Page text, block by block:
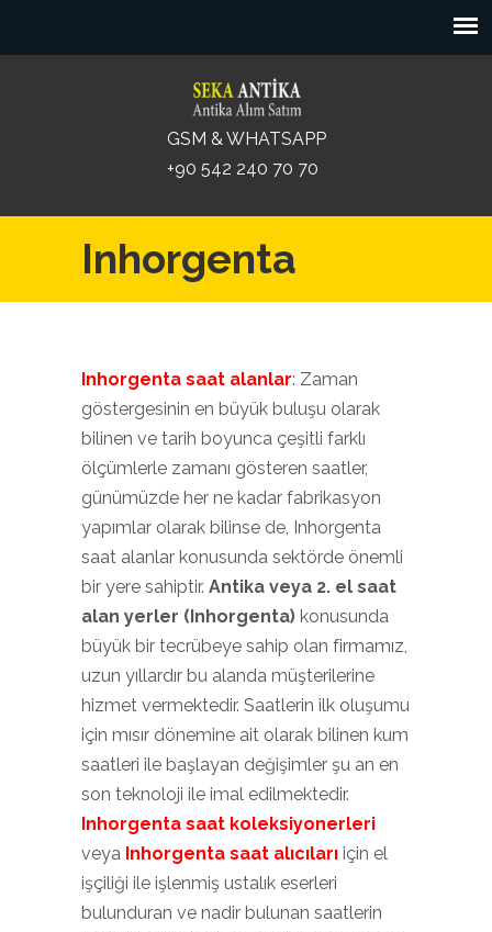
GSM & WHATSAPP
+90 542 240 70 70
Inhorgenta
Inhorgenta saat alanlar: Zaman
göstergesinin en büyük buluşu olarak
bilinen ve tarih boyunca çeşitli farklı
ölçümlerle zamanı gösteren saatler,
günümüzde her ne kadar fabrikasyon
yapımlar olarak bilinse de, Inhorgenta
saat alanlar konusunda sektörde önemli
bir yere sahiptir. Antika veya 2. el saat
alan yerler (Inhorgenta) konusunda
büyük bir tecrübeye sahip olan firmamız,
uzun yıllardır bu alanda müşterilerine
hizmet vermektedir. Saatlerin ilk oluşumu
için mısır dönemine ait olarak bilinen kum
saatleri ile başlayan değişimler şu an en
son teknoloji ile imal edilmektedir.
Inhorgenta saat koleksiyonerleri
veya Inhorgenta saat alıcıları için el
işçiliği ile işlenmiş ustalık eserleri
bulunduran ve nadir bulunan saatlerin